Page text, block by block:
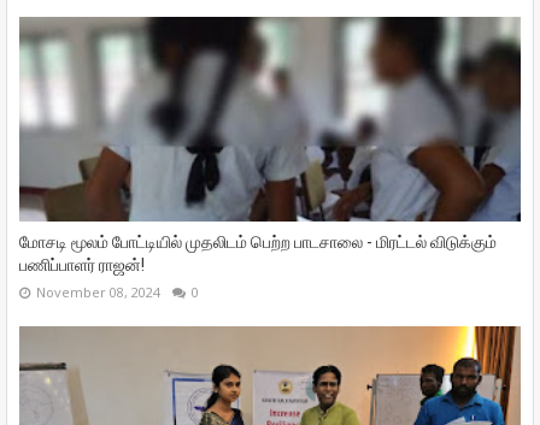
மோசடி மூலம் போட்டியில் முதலிடம் பெற்ற பாடசாலை - மிரட்டல் விடுக்கும்
பணிப்பாளர் ராஜன்!
November 08, 2024 0